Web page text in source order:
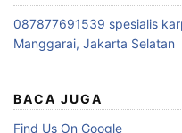
087877691539 spesialis
Manggarai, Jakarta Selatan
BACA JUGA
Find Us On Google